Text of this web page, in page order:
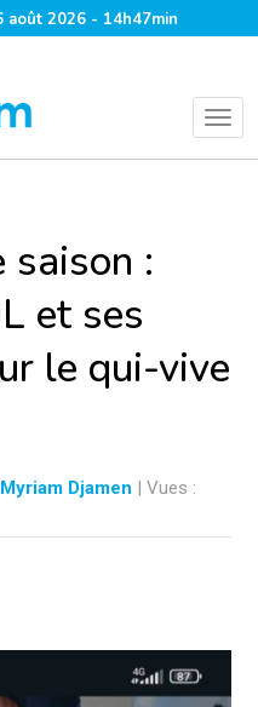
août 2026 - 14h47min
saison :
et ses
le qui-vive
Myriam Djamen | Vues :